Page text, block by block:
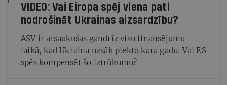
VIDEO: Vai Eiropa spēj viena pati
nodrošināt Ukrainas aizsardzību?
ASV ir atsaukušas gandrīz visu finansējumu
laikā, kad Ukraina uzsāk piekto kara gadu. Vai ES
spēs kompensēt šo iztrūkumu?